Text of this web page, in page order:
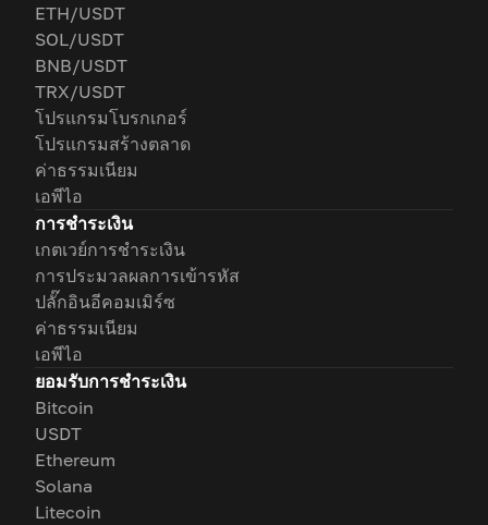
ETH/USDT
SOL/USDT
BNB/USDT
TRX/USDT
โปรแกรมโบรกเกอร์
โปรแกรมสร้างตลาด
ค่าธรรมเนียม
เอพีไอ
การชำระเงิน
เกตเวย์การชำระเงิน
การประมวลผลการเข้ารหัส
ปลั๊กอินอีคอมเมิร์ซ
ค่าธรรมเนียม
เอพีไอ
ยอมรับการชำระเงิน
Bitcoin
USDT
Ethereum
Solana
Litecoin